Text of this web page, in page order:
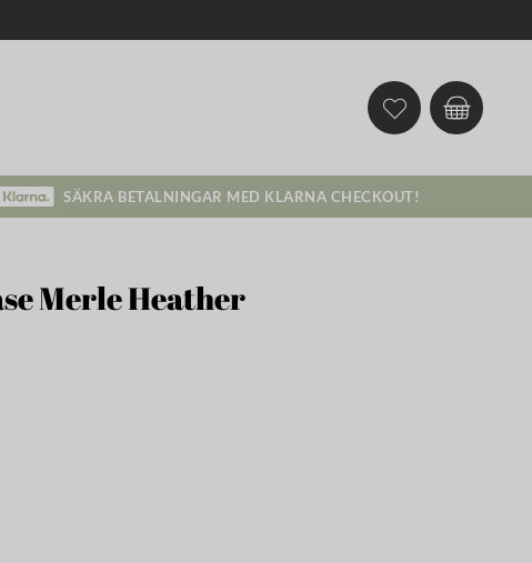
SÄKRA BETALNINGAR MED KLARNA CHECKOUT!
Merle Heather